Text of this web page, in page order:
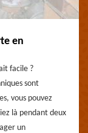
en
facile ?
sont
vous pouvez
là pendant deux
un